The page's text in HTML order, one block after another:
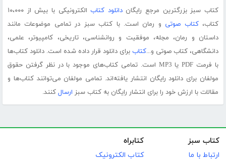
کتاب سبز بزرگترین مرجع رایگاندانلود کتاب
الکترونیکی با بیش از ۱۰،۰۰۰
کتاب،کتاب صوتی و رمان است. با کتاب سبز در تمامی موضوعات مانند
داستان و رمان، مجله، موفقیت و روانشناسی، تاریخی، کامپیوتر، علمی،
دانشگاهی، کتاب صوتی و...کتاب برای دانلود قرار داده شده است. دانلود کتاب‌ها
با فرمت PDF یا MP3 است. تمامی کتاب‌های موجود با در نظر گرفتن حقوق
مولفان برای دانلود رایگان انتشار یافته‌اند. تمامی مولفان می‌توانند کتاب‌ها و
مقالات با ارزش خود را برای انتشار رایگان به کتاب سبز ارسال کنند.
کتاب سبز
ارتباط با ما
کتابراه
کتاب الکترونیک